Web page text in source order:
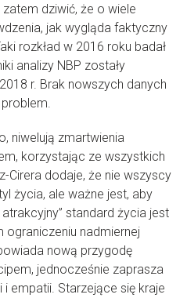
dziwić, że o wiele
jak wygląda faktyczny
rozkład w 2016 roku badał
analizy NBP zostały
r. Brak nowszych danych
niwelują zmartwienia
korzystając ze wszystkich
Cirera dodaje, że nie wszyscy
życia, ale ważne jest, aby
atrakcyjny” standard życia jest
nadmiernej
nową przygodę
jednocześnie zaprasza
empatii. Starzejące się kraje